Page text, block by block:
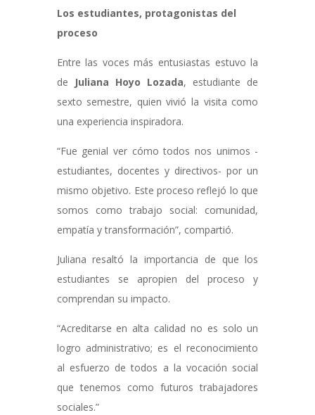
Los estudiantes, protagonistas del
proceso
Entre las voces más entusiastas estuvo la
de
Juliana Hoyo Lozada, estudiante de
sexto semestre, quien vivió la visita como
una experiencia inspiradora.
“Fue genial ver cómo todos nos unimos -
estudiantes, docentes y directivos- por un
mismo objetivo. Este proceso reflejó lo que
somos como trabajo social: comunidad,
empatía y transformación”, compartió.
Juliana resaltó la importancia de que los
estudiantes se apropien del proceso y
comprendan su impacto.
“Acreditarse en alta calidad no es solo un
logro administrativo; es el reconocimiento
al esfuerzo de todos a la vocación social
que tenemos como futuros trabajadores
sociales.”